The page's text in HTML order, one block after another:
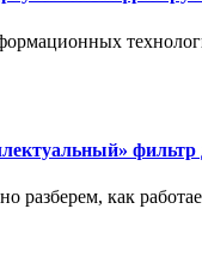
фильтр
разберем, как